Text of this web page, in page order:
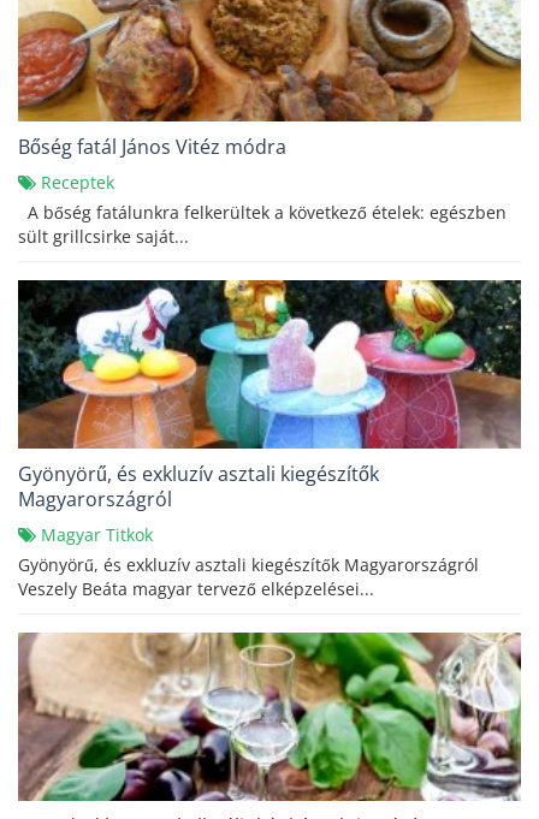
Bőség fatál János Vitéz módra
Receptek
A bőség fatálunkra felkerültek a következő ételek: egészben
sült grillcsirke saját...
Gyönyörű, és exkluzív asztali kiegészítők
Magyarországról
Magyar Titkok
Gyönyörű, és exkluzív asztali kiegészítők Magyarországról
Veszely Beáta magyar tervező elképzelései...